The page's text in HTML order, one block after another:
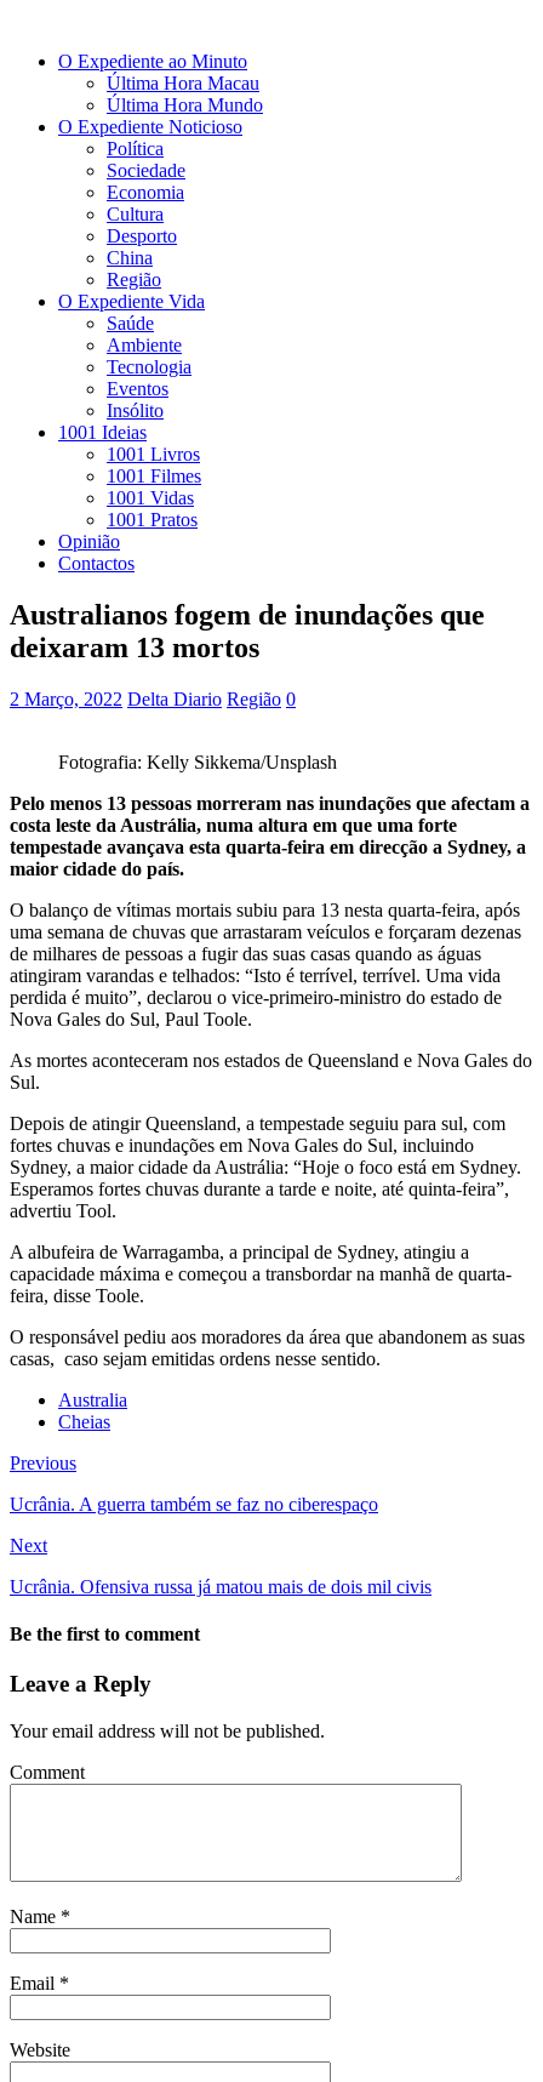
O Expediente ao Minuto
Última Hora Macau
Última Hora Mundo
O Expediente Noticioso
Política
Sociedade
Economia
Cultura
Desporto
China
Região
O Expediente Vida
Saúde
Ambiente
Tecnologia
Eventos
Insólito
1001 Ideias
1001 Livros
1001 Filmes
1001 Vidas
1001 Pratos
Opinião
Contactos
Australianos fogem de inundações que
deixaram 13 mortos
2 Março, 2022 Delta Diario Região 0
Fotografia: Kelly Sikkema/Unsplash
Pelo menos 13 pessoas morreram nas inundações que afectam a
costa leste da Austrália, numa altura em que uma forte
tempestade avançava esta quarta-feira em direcção a Sydney, a
maior cidade do país.
O balanço de vítimas mortais subiu para 13 nesta quarta-feira, após
uma semana de chuvas que arrastaram veículos e forçaram dezenas
de milhares de pessoas a fugir das suas casas quando as águas
atingiram varandas e telhados: “Isto é terrível, terrível. Uma vida
perdida é muito”, declarou o vice-primeiro-ministro do estado de
Nova Gales do Sul, Paul Toole.
As mortes aconteceram nos estados de Queensland e Nova Gales do
Sul.
Depois de atingir Queensland, a tempestade seguiu para sul, com
fortes chuvas e inundações em Nova Gales do Sul, incluindo
Sydney, a maior cidade da Austrália: “Hoje o foco está em Sydney.
Esperamos fortes chuvas durante a tarde e noite, até quinta-feira”,
advertiu Tool.
A albufeira de Warragamba, a principal de Sydney, atingiu a
capacidade máxima e começou a transbordar na manhã de quarta-
feira, disse Toole.
O responsável pediu aos moradores da área que abandonem as suas
casas, caso sejam emitidas ordens nesse sentido.
Australia
Cheias
Previous
Ucrânia. A guerra também se faz no ciberespaço
Next
Ucrânia. Ofensiva russa já matou mais de dois mil civis
Be the first to comment
Leave a Reply
Your email address will not be published.
Comment
Name *
Email *
Website